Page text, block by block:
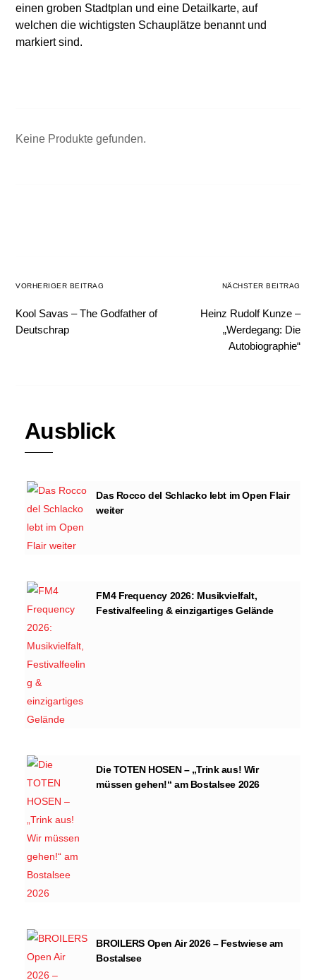
einen groben Stadtplan und eine Detailkarte, auf
welchen die wichtigsten Schauplätze benannt und
markiert sind.
Keine Produkte gefunden.
VORHERIGER BEITRAG
Kool Savas – The Godfather of
Deutschrap
NÄCHSTER BEITRAG
Heinz Rudolf Kunze –
„Werdegang: Die
Autobiographie“
Ausblick
Das Rocco del Schlacko lebt im Open Flair
weiter
FM4 Frequency 2026: Musikvielfalt,
Festivalfeeling & einzigartiges Gelände
Die TOTEN HOSEN – „Trink aus! Wir
müssen gehen!“ am Bostalsee 2026
BROILERS Open Air 2026 – Festwiese am
Bostalsee